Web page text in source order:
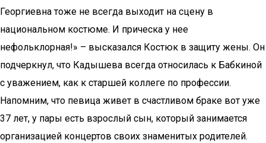
Георгиевна тоже не всегда выходит на сцену в
национальном костюме. И прическа у нее
нефольклорная!» – высказался Костюк в защиту жены. Он
подчеркнул, что Кадышева всегда относилась к Бабкиной
с уважением, как к старшей коллеге по профессии.
Напомним, что певица живет в счастливом браке вот уже
37 лет, у пары есть взрослый сын, который занимается
организацией концертов своих знаменитых родителей.